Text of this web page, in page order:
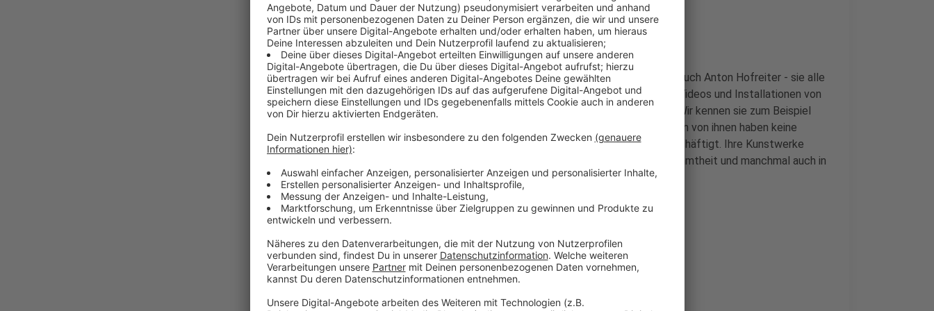
Anzeige
Bryan Adams, Pete Doherty, Meret Becker, Sammy Deluxe oder auch Anton Hofreiter - sie alle
haben Objekte zu der Ausstellung beigetragen. Fotos, Gemälde, Videos und Installationen von
18 internationalen und deutschen Prominenten werden gezeigt. Wir kennen sie zum Beispiel
aus den Sparten Musik, Schauspiel, Politik oder Sport. Die meisten von ihnen haben keine
Kunstakademie besucht, sich aber intensiv mit Kunstformen beschäftigt. Ihre Kunstwerke
erlauben laut NRW Forum einen Blick hinter die Fassade der Berühmtheit und manchmal auch in
das Seelenleben der Prominenten.
Anzeige
Weitere Infos und Links zum Thema:
Anzeige